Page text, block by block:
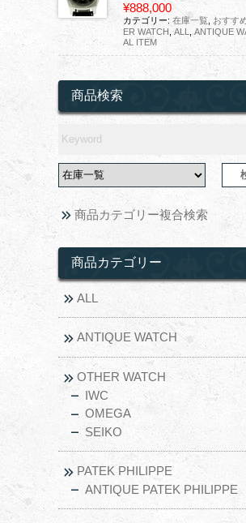
¥888,000
カテゴリー: 在庫一覧 おすす
ER WATCH ,ALL ANTIQUE
AL ITEM
商品検索
商品カテゴリー複合検索
商品カテゴリー
ALL
ANTIQUE WATCH
OTHER WATCH
IWC
OMEGA
SEIKO
PATEK PHILIPPE
ANTIQUE PATEK PHILIPPE